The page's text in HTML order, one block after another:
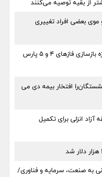
بعضی افراد تغییری
بانک تجارت، تأمین‌کننده مالی پروژه بازسازی فازهای ۴ و ۵ پارس
افتخار بیمه دی می
انزلی برای تكمیل
به صنعت، سرمایه و فناوری/